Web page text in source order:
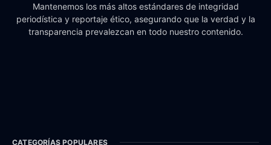
Mantenemos los más altos estándares de integridad
periodística y reportaje ético, asegurando que la verdad y la
transparencia prevalezcan en todo nuestro contenido.
CATEGORÍAS POPULARES